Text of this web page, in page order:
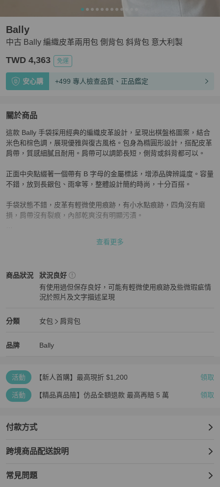
中古 Bally 編織皮革兩用包 側背包 斜背包 意大利製
Bally
TWD 4,363 免運
安心購 +499 專人檢查品質、正品鑑定
關於商品
關於 中古 Bally 編織皮革兩用包 側背包 斜背包 意大利製商品
這款 Bally 手袋採用經典的編織皮革設計，呈現出棋盤格圖案，結合
米色和棕色調，展現優雅與復古風格。包身為橢圓形設計，搭配皮革
肩帶，質感細膩且耐用。肩帶可以調節長短，側背或斜背都可以。
正面中央點綴著一個帶有 B 字母的金屬標誌，增添品牌辨識度。容量
不錯，放到長銀包、雨傘等，整體設計簡約時尚，十分百搭。
手袋狀態不錯，皮革有輕微使用痕跡，有小水點痕跡，四角沒有磨
損，肩帶沒有裂痕，內部乾爽沒有明顯污漬。
查看更多
商品狀況
Bally女包 商品狀態與細節
狀況良好
有使用過但保存良好，可能有輕微使用痕跡及些微瑕疵情
況於照片及文字描述呈現
分類
Bally 分類資訊
女包
肩背包
品牌
Bally 女包品牌介紹
Bally
Bally 推薦清單
活動 【新人首購】最高現折 $1,200 領取
活動 【精品真品險】仿品全額退款 最高再賠 5 萬 領取
付款方式
跨境商品配送說明
常見問題